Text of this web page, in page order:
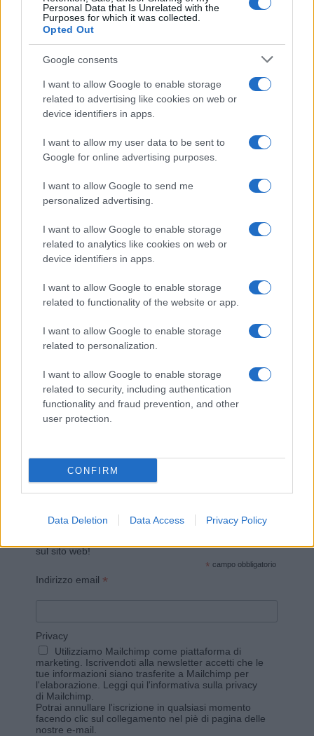
Personal Data that Is Unrelated with the
Purposes for which it was collected.
Opted Out
Google consents
I want to allow Google to enable storage
related to advertising like cookies on web or
device identifiers in apps.
I want to allow my user data to be sent to
Google for online advertising purposes.
I want to allow Google to send me
personalized advertising.
I want to allow Google to enable storage
related to analytics like cookies on web or
device identifiers in apps.
I want to allow Google to enable storage
related to functionality of the website or app.
I want to allow Google to enable storage
related to personalization.
I want to allow Google to enable storage
related to security, including authentication
functionality and fraud prevention, and other
user protection.
CONFIRM
Data Deletion Data Access Privacy Policy
Martina Agostina Diturco
I nostri cari
I nostri cari
Giovannimaria Cabras
Invia un Comunicato Stampa|Pubblicità|
Iscriviti alla newsletter di Gallura Oggi e ricevi le nostre
sul sito web!
* campo obbligatorio
Indirizzo email *
Privacy
Utilizziamo Mailchimp come piattaforma di
marketing. Iscrivendoti alla newsletter accetti che le
tue informazioni siano trasferite a Mailchimp per
l'elaborazione. Leggi qui l'informativa sulla privacy
di Mailchimp
Potrai annullare l'iscrizione in qualsiasi momento
facendo clic sul collegamento nel piè di pagina delle
nostre e-mail.